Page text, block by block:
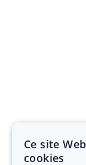
Ce site
cookies